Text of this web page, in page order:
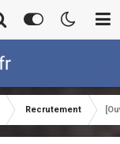
Recrutement